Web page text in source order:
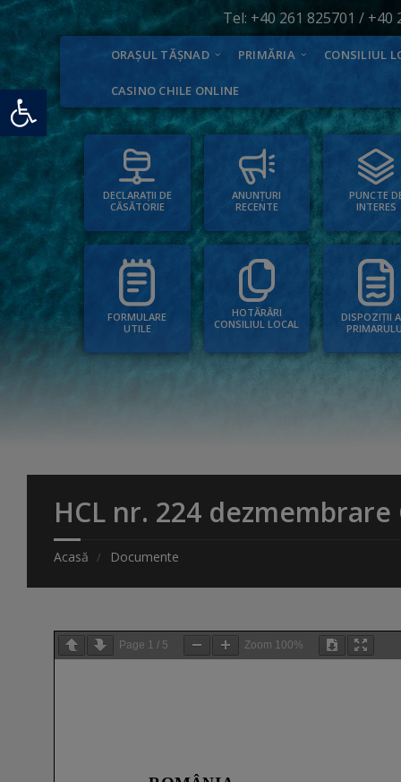
Deschide bara de unelte
Tel: +40 261 825701 / +40
ORAȘUL TĂȘNAD PRIMĂRIA CONSILIUL
CASINO CHILE ONLINE
DECLARAȚII DE
CĂSĂTORIE
ANUNȚURI
RECENTE
PUNCTE
INTERES
FORMULARE
UTILE
HOTĂRÂRI
CONSILIUL LOCAL
DISPOZIȚII
HCL nr. 224 dezmembrare
Acasă Documente
Page 1 / 5 Zoom 100%